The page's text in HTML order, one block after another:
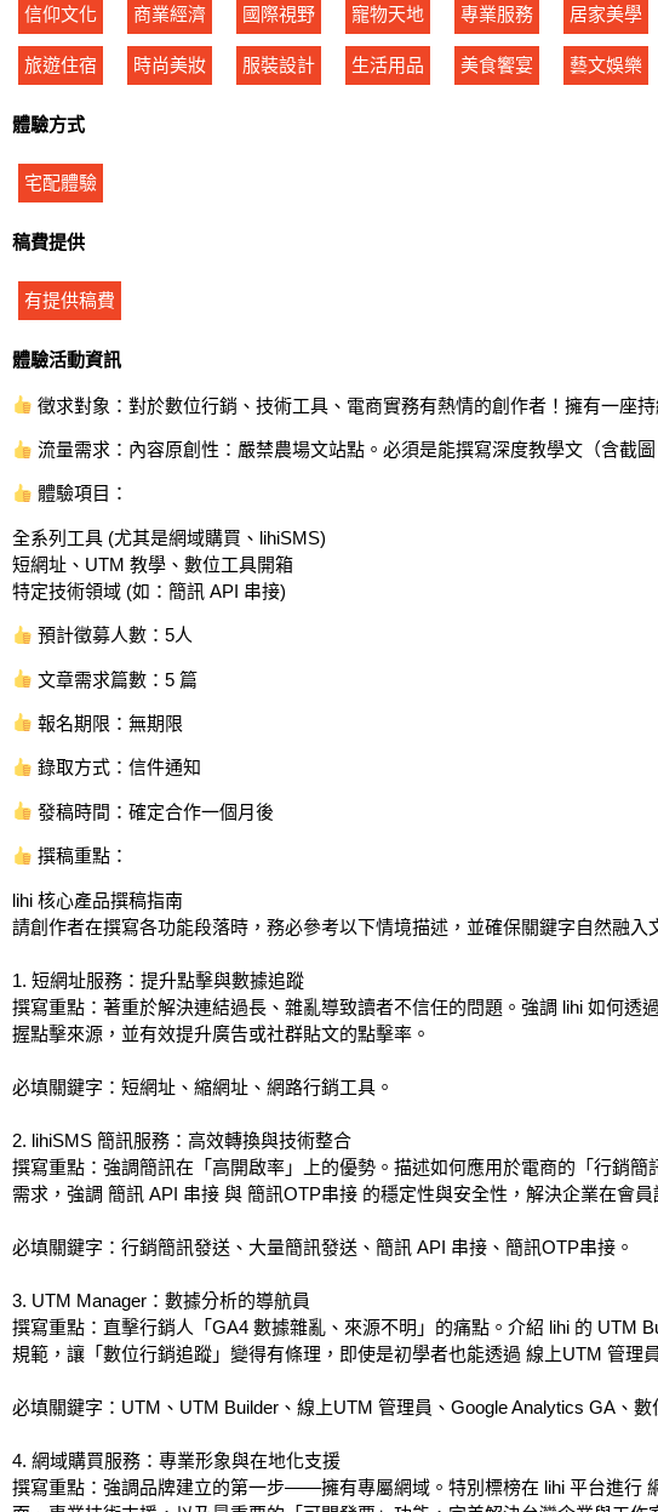
信仰文化 商業經濟 國際視野 寵物天地 專業服務 居家美學
旅遊住宿 時尚美妝 服裝設計 生活用品 美食饗宴 藝文娛樂
體驗方式
宅配體驗
稿費提供
有提供稿費
體驗活動資訊
徵求對象：對於數位行銷、技術工具、電商實務有熱情的創作者！擁有一座
流量需求：內容原創性：嚴禁農場文站點。必須是能撰寫深度教學文（含截
體驗項目：
全系列工具 (尤其是網域購買、lihiSMS)
短網址、UTM 教學、數位工具開箱
特定技術領域 (如：簡訊 API 串接)
預計徵募人數：5人
文章需求篇數：5 篇
報名期限：無期限
錄取方式：信件通知
發稿時間：確定合作一個月後
撰稿重點：
lihi 核心產品撰稿指南
請創作者在撰寫各功能段落時，務必參考以下情境描述，並確保關鍵字自然融入
1. 短網址服務：提升點擊與數據追蹤
撰寫重點：著重於解決連結過長、雜亂導致讀者不信任的問題。強調 lihi 如何透
握點擊來源，並有效提升廣告或社群貼文的點擊率。
必填關鍵字：短網址、縮網址、網路行銷工具。
2. lihiSMS 簡訊服務：高效轉換與技術整合
撰寫重點：強調簡訊在「高開啟率」上的優勢。描述如何應用於電商的「行銷
需求，強調 簡訊 API 串接 與 簡訊OTP串接 的穩定性與安全性，解決企業在會員
必填關鍵字：行銷簡訊發送、大量簡訊發送、簡訊 API 串接、簡訊OTP串接。
3. UTM Manager：數據分析的導航員
撰寫重點：直擊行銷人「GA4 數據雜亂、來源不明」的痛點。介紹 lihi 的 UTM
規範，讓「數位行銷追蹤」變得有條理，即使是初學者也能透過 線上UTM 管理
必填關鍵字：UTM、UTM Builder、線上UTM 管理員、Google Analytics GA、數
4. 網域購買服務：專業形象與在地化支援
撰寫重點：強調品牌建立的第一步——擁有專屬網域。特別標榜在 lihi 平台進行